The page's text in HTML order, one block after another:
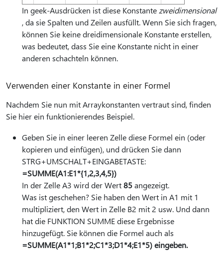
In geek-Ausdrücken ist diese Konstante zweidimensional
, da sie Spalten und Zeilen ausfüllt. Wenn Sie sich fragen,
können Sie keine dreidimensionale Konstante erstellen,
was bedeutet, dass Sie eine Konstante nicht in einer
anderen schachteln können.
Verwenden einer Konstante in einer Formel
Nachdem Sie nun mit Arraykonstanten vertraut sind, finden
Sie hier ein funktionierendes Beispiel.
Geben Sie in einer leeren Zelle diese Formel ein (oder
kopieren und einfügen), und drücken Sie dann
STRG+UMSCHALT+EINGABETASTE:
=SUMME(A1:E1*{1,2,3,4,5})
In der Zelle A3 wird der Wert85angezeigt.
Was ist geschehen? Sie haben den Wert in A1 mit 1
multipliziert, den Wert in Zelle B2 mit 2 usw. Und dann
hat die FUNKTION SUMME diese Ergebnisse
hinzugefügt. Sie können die Formel auch als
=SUMME(A1*1;B1*2;C1*3;D1*4;E1*5) eingeben.